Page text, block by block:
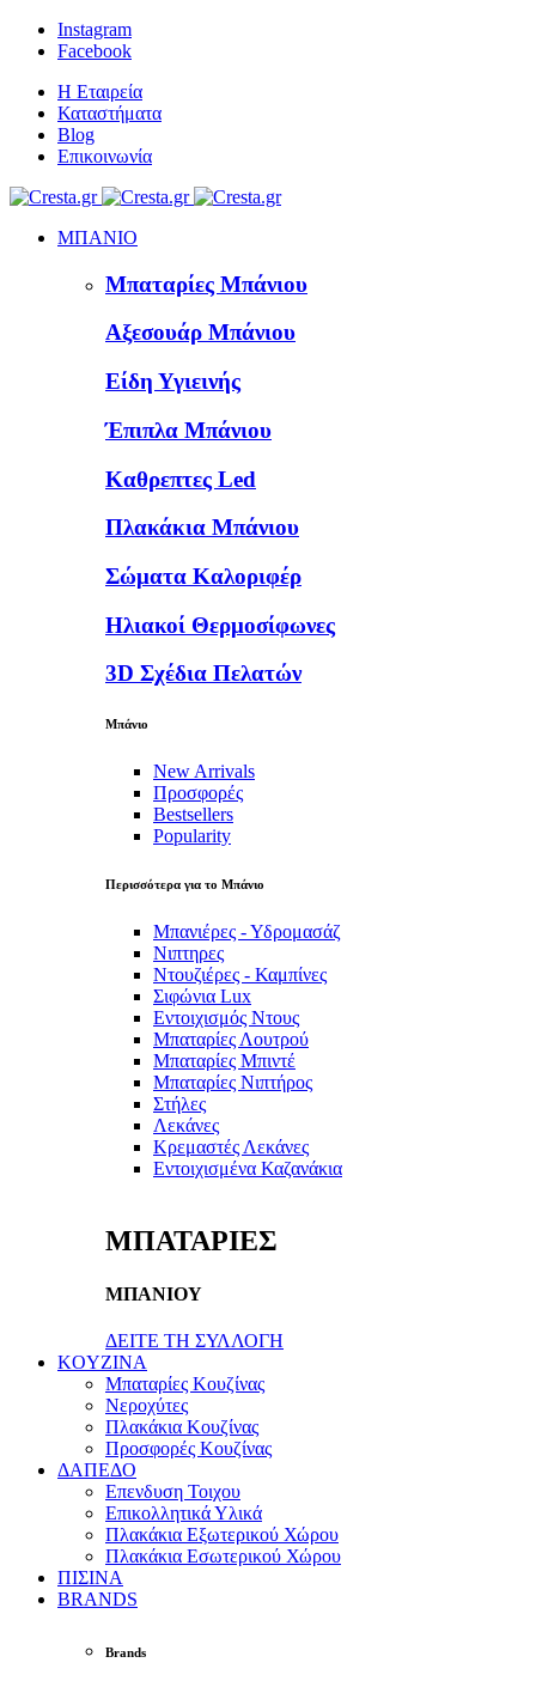
Instagram
Facebook
Η Εταιρεία
Καταστήματα
Blog
Επικοινωνία
ΜΠΑΝΙΟ
Μπαταρίες Μπάνιου
Αξεσουάρ Μπάνιου
Είδη Υγιεινής
Έπιπλα Μπάνιου
Καθρεπτες Led
Πλακάκια Μπάνιου
Σώματα Καλοριφέρ
Ηλιακοί Θερμοσίφωνες
3D Σχέδια Πελατών
Μπάνιο
New Arrivals
Προσφορές
Bestsellers
Popularity
Περισσότερα για το Μπάνιο
Μπανιέρες - Υδρομασάζ
Νιπτηρες
Ντουζιέρες - Καμπίνες
Σιφώνια Lux
Εντοιχισμός Ντους
Μπαταρίες Λουτρού
Μπαταρίες Μπιντέ
Μπαταρίες Νιπτήρος
Στήλες
Λεκάνες
Κρεμαστές Λεκάνες
Εντοιχισμένα Καζανάκια
ΜΠΑΤΑΡΙΕΣ
ΜΠΑΝΙΟΥ
ΔΕΙΤΕ ΤΗ ΣΥΛΛΟΓΗ
KOYZINA
Μπαταρίες Κουζίνας
Νεροχύτες
Πλακάκια Κουζίνας
Προσφορές Κουζίνας
ΔΑΠΕΔΟ
Επενδυση Τοιχου
Επικολλητικά Υλικά
Πλακάκια Εξωτερικού Χώρου
Πλακάκια Εσωτερικού Χώρου
ΠΙΣΙΝΑ
BRANDS
Brands